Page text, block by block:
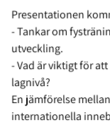
Presentationen
- Tankar om
utveckling.
- Vad är viktigt för
lagnivå?
En jämförelse
internationella